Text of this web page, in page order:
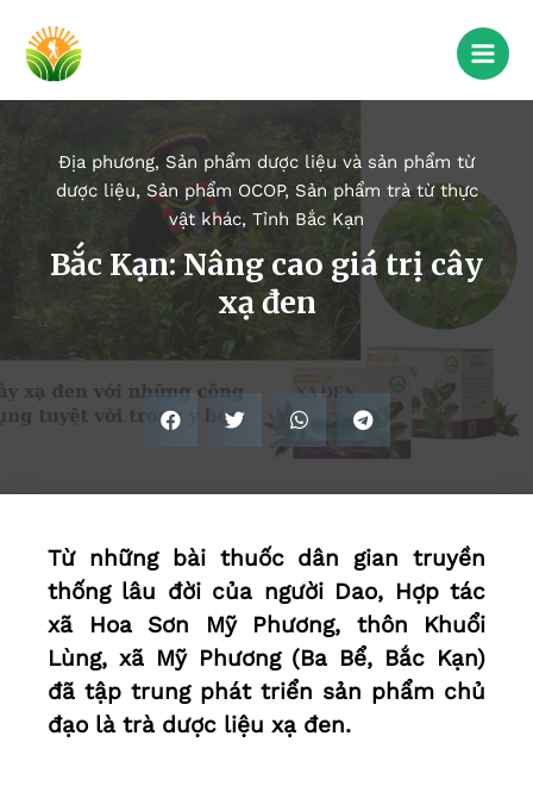
Địa phương, Sản phẩm dược liệu và sản phẩm từ
dược liệu, Sản phẩm OCOP, Sản phẩm trà từ thực
vật khác, Tỉnh Bắc Kạn
Bắc Kạn: Nâng cao giá trị cây
xạ đen
Từ những bài thuốc dân gian truyền
thống lâu đời của người Dao, Hợp tác
xã Hoa Sơn Mỹ Phương, thôn Khuổi
Lùng, xã Mỹ Phương (Ba Bể, Bắc Kạn)
đã tập trung phát triển sản phẩm chủ
đạo là trà dược liệu xạ đen.